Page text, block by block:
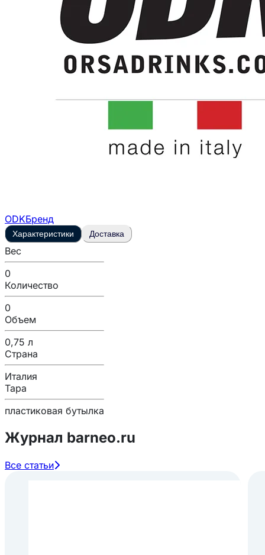
ODKБренд
Характеристики Доставка
Вес
0
Количество
0
Объем
0,75 л
Страна
Италия
Тара
пластиковая бутылка
Журнал barneo.ru
Все статьи